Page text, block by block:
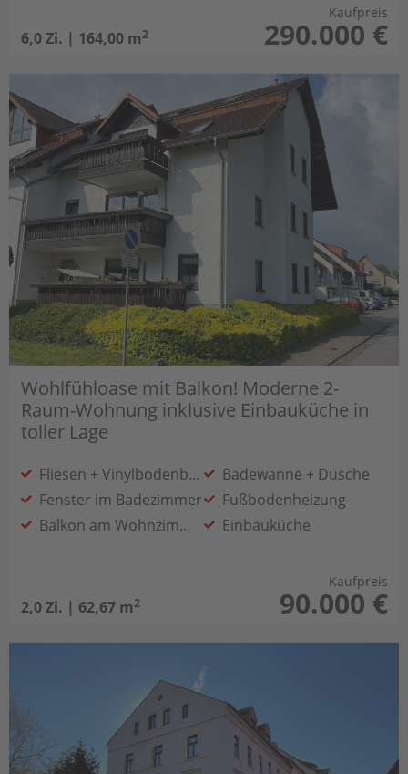
6,0 Zi. | 164,00 m2
Kaufpreis
290.000 €
Wohlfühloase mit Balkon! Moderne 2-
Raum-Wohnung inklusive Einbauküche in
toller Lage
Fliesen + Vinylbodenbelag
Badewanne + Dusche
Fenster im Badezimmer
Fußbodenheizung
Balkon am Wohnzimmer
Einbauküche
2,0 Zi. | 62,67 m2
Kaufpreis
90.000 €